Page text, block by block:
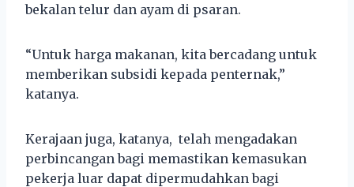
bekalan telur dan ayam di psaran.
“Untuk harga makanan, kita bercadang untuk
memberikan subsidi kepada penternak,”
katanya.
Kerajaan juga, katanya, telah mengadakan
perbincangan bagi memastikan kemasukan
pekerja luar dapat dipermudahkan bagi